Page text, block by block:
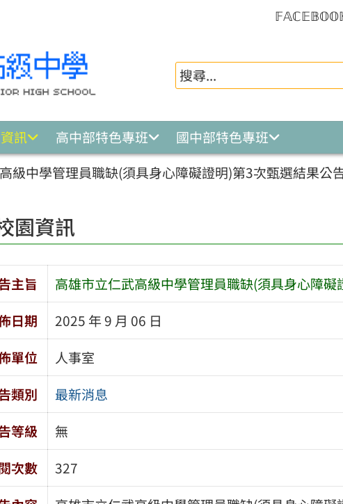
訊 高中部特色專班
國中部特色專班
級中學管理員職缺(須具身心障礙證明)第3次甄選結果公
園資訊
主旨
高雄市立仁武高級中學管理員職缺(須具身心障
日期
2025 年 9 月 06 日
單位
人事室
類別
最新消息
等級
無
次數
327